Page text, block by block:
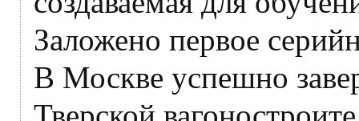
Заложено первое
В Москве успешно